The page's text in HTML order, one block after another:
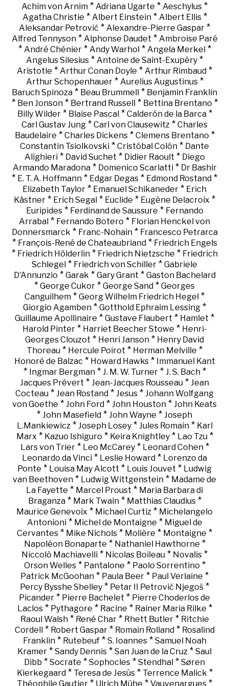
Achim von Arnim * Adriana Ugarte * Aeschylus *
Agatha Christie * Albert Einstein* Albert Ellis*
Aleksandar Petrović * Alexandre-Pierre Gaspar *
Alfred Tennyson* Alphonse Daudet * Ambroise Paré
* André Chénier* Andy Warhol * Angela Merkel *
Angelus Silesius * Antoine de Saint-Exupéry *
Aristotle * Arthur Conan Doyle * Arthur Rimbaud *
Arthur Schopenhauer* Aurelius Augustinus*
Baruch Spinoza * Beau Brummell * Benjamin Franklin
* Ben Jonson* Bertrand Russell * Bettina Brentano *
Billy Wilder* Blaise Pascal* Calderón de la Barca*
Carl Gustav Jung * Carl von Clausewitz * Charles
Baudelaire * Charles Dickens* Clemens Brentano *
Constantin Tsiolkovski * Cristóbal Colón * Dante
Alighieri* David Suchet * Didier Raoult * Diego
Armando Maradona* Domenico Scarlatti* Dr Bashir
* E. T. A. Hoffmann * Edgar Degas * Edmond Rostand *
Elizabeth Taylor * Emanuel Schikaneder * Erich
Kästner * Erich Segal * Euclide * Eugène Delacroix *
Euripides* Ferdinand de Saussure * Fernando
Arrabal * Fernando Botero * Florian Henckel von
Donnersmarck * Franc-Nohain* Francesco Petrarca
* François-René de Chateaubriand* Friedrich Engels
* Friedrich Hölderlin* Friedrich Nietzsche * Friedrich
Schlegel * Friedrich von Schiller * Gabriele
D'Annunzio * Garak * Gary Grant * Gaston Bachelard
* George Cukor * George Sand * Georges
Canguilhem * Georg Wilhelm Friedrich Hegel *
Giorgio Agamben * Gotthold Ephraim Lessing *
Guillaume Apollinaire * Gustave Flaubert * Hamlet *
Harold Pinter* Harriet Beecher Stowe * Henri-
Georges Clouzot * Henri Janson * Henry David
Thoreau * Hercule Poirot * Herman Melville *
Honoré de Balzac * Howard Hawks* Immanuel Kant
* Ingmar Bergman* J. M. W. Turner* J. S. Bach*
Jacques Prévert * Jean-Jacques Rousseau * Jean
Cocteau * Jean Rostand * Jesus * Johann Wolfgang
von Goethe * John Ford * John Houston * John Keats
* John Masefield * John Wayne * Joseph
L.Mankiewicz* Joseph Losey* Jules Romain* Karl
Marx * Kazuo Ishiguro * Keira Knightley* Lao Tzu*
Lars von Trier* Leo McCarey* Leonard Cohen*
Leonardo da Vinci * Leslie Howard * Lorenzo da
Ponte * Louisa May Alcott * Louis Jouvet * Ludwig
van Beethoven * Ludwig Wittgenstein * Madame de
La Fayette * Marcel Proust * Maria Barbara di
Braganza* Mark Twain* Matthias Claudius*
Maurice Genevoix * Michael Curtiz * Michelangelo
Antonioni* Michel de Montaigne * Miguel de
Cervantes * Mike Nichols * Molière * Montaigne *
Napoléon Bonaparte * Nathaniel Hawthorne *
Niccolò Machiavelli * Nicolas Boileau * Novalis *
Orson Welles* Pantalone * Paolo Sorrentino *
Patrick McGoohan * Paula Beer * Paul Verlaine *
Percy Bysshe Shelley * Petar II Petrović Njegoš *
Picander * Pierre Bachelet * Pierre Choderlos de
Laclos* Pythagore * Racine * Rainer Maria Rilke *
Raoul Walsh* René Char* Rhett Butler* Ritchie
Cordell * Robert Gaspar* Romain Rolland* Rosalind
Franklin* Rutebeuf* S. Ioannes* Samuel Noah
Kramer * Sandy Dennis * San Juan de la Cruz * Saul
Dibb * Socrate * Sophocles * Stendhal * Søren
Kierkegaard* Teresa de Jesús* Terrence Malick *
Théophile Gautier * Ulrich Mühe * Vauvenargues *